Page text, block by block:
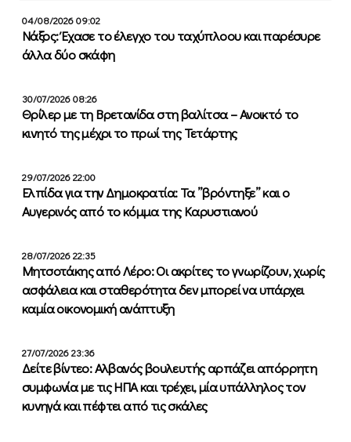
04/08/2026 09:02
Νάξος: Έχασε το έλεγχο του ταχύπλοου και παρέσυρε
άλλα δύο σκάφη
30/07/2026 08:26
Θρίλερ με τη Βρετανίδα στη βαλίτσα – Ανοικτό το
κινητό της μέχρι το πρωί της Τετάρτης
29/07/2026 22:00
Ελπίδα για την Δημοκρατία: Τα ”βρόντηξε” και ο
Αυγερινός από το κόμμα της Καρυστιανού
28/07/2026 22:35
Μητσοτάκης από Λέρο: Οι ακρίτες το γνωρίζουν, χωρίς
ασφάλεια και σταθερότητα δεν μπορεί να υπάρχει
καμία οικονομική ανάπτυξη
27/07/2026 23:36
Δείτε βίντεο: Αλβανός βουλευτής αρπάζει απόρρητη
συμφωνία με τις ΗΠΑ και τρέχει, μία υπάλληλος τον
κυνηγά και πέφτει από τις σκάλες